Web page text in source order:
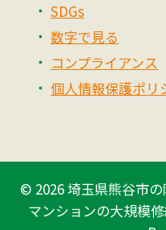
SDGs
数字で見る
コンプライアンス
個人情報保護ポリ
© 2026埼玉県熊谷市
マンションの大規模